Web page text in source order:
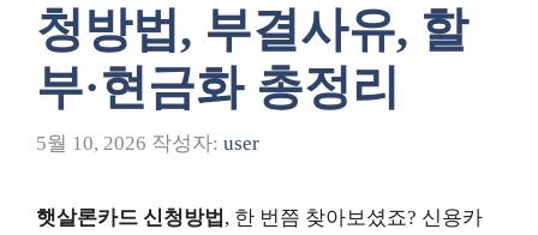
청방법, 부결사유, 할
부·현금화 총정리
5월 10, 2026 작성자: user
햇살론카드 신청방법 , 한 번쯤 찾아보셨죠? 신용카